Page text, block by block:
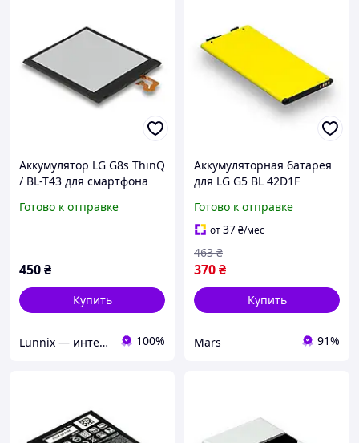
Аккумулятор LG G8s ThinQ
/ BL-T43 для смартфона
Готово к отправке
450₴
Купить
Lunnix — интернет-магазин электроники и аксессуаров 100%
Аккумуляторная батарея
для LG G5 BL 42D1F
Готово к отправке
от37₴/мес
370₴
463 ₴
Купить
Mars 91%